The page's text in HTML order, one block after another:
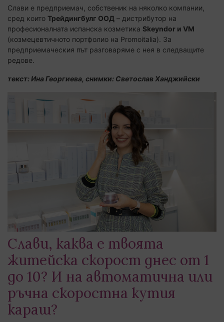
Слави е предприемач, собственик на няколко компании,
сред които Трейдингбулг ООД – дистрибутор на
професионалната испанска козметика Skeyndor и VM
(козмецевтичното портфолио на Promoitalia). За
предприемаческия път разговаряме с нея в следващите
редове.
текст: Ина Георгиева, снимки: Светослав Ханджийски
Слави, каква е твоята
житейска скорост днес от 1
до 10? И на автоматична или
ръчна скоростна кутия
караш?